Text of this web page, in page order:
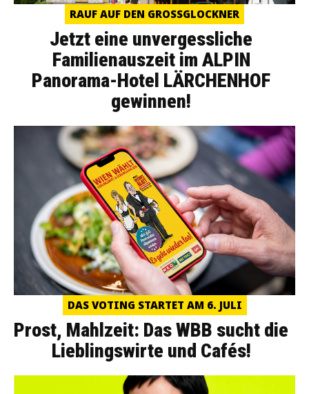
RAUF AUF DEN GROSSGLOCKNER
Jetzt eine unvergessliche
Familienauszeit im ALPIN
Panorama-Hotel LÄRCHENHOF
gewinnen!
DAS VOTING STARTET AM 6. JULI
Prost, Mahlzeit: Das WBB sucht die
Lieblingswirte und Cafés!